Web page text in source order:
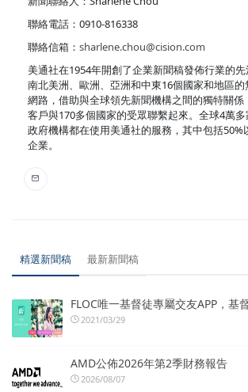
聯絡電話：0910-816338
聯絡信箱： sharlene.chou@cision.com
美通社在1954年開創了企業新聞稿發佈行業的
南北美洲、歐洲、亞洲和中東16個國家和地區
網路，借助與全球領先新聞機構之間的獨特關係
客戶與170多個國家的受眾聯繫起來。全球4萬
政府機構都在使用美通社的服務，其中包括50%
企業。
精選新聞稿 最新新聞稿
FLOC唯一基督徒專屬交友APP，基
2021/03/29
AMD公佈2026年第2季財務報告
2026/08/07